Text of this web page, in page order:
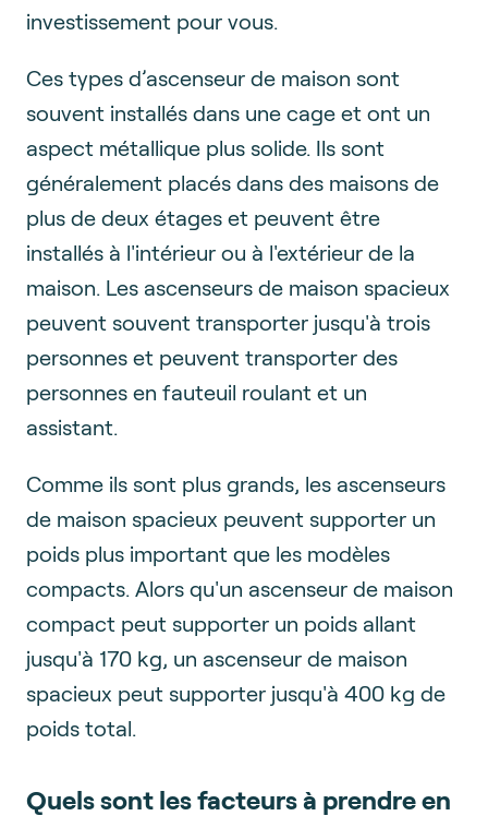
investissement pour vous.
Ces types d’ascenseur de maison sont
souvent installés dans une cage et ont un
aspect métallique plus solide. Ils sont
généralement placés dans des maisons de
plus de deux étages et peuvent être
installés à l'intérieur ou à l'extérieur de la
maison. Les ascenseurs de maison spacieux
peuvent souvent transporter jusqu'à trois
personnes et peuvent transporter des
personnes en fauteuil roulant et un
assistant.
Comme ils sont plus grands, les ascenseurs
de maison spacieux peuvent supporter un
poids plus important que les modèles
compacts. Alors qu'un ascenseur de maison
compact peut supporter un poids allant
jusqu'à 170 kg, un ascenseur de maison
spacieux peut supporter jusqu'à 400 kg de
poids total.
Quels sont les facteurs à prendre en